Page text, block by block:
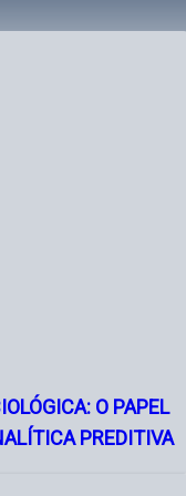
O PAPEL
PREDITIVA